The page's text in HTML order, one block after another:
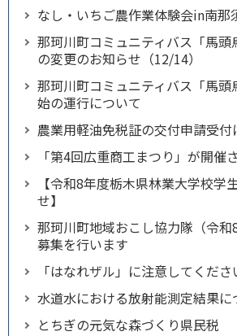
なし・いちご農作業体験会in南那
那珂川町コミュニティバス「馬
の変更のお知らせ（12/14）
那珂川町コミュニティバス「馬頭
始の運行について
農業用軽油免税証の交付申請受付
「第4回広重商工まつり」が開催
【令和8年度栃木県林業大学校学
せ】
那珂川町地域おこし協力隊（令
募集を行います
「はなれザル」に注意してくださ
水道水における放射能測定結果に
とちぎの元気な森づくり県民税